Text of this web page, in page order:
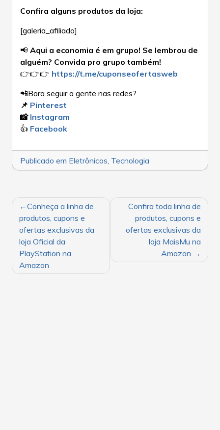
Confira alguns produtos da loja:
[galeria_afiliado]
📢 Aqui a economia é em grupo! Se lembrou de
alguém? Convida pro grupo também!
👉👉👉 https://t.me/cuponseofertasweb
📲Bora seguir a gente nas redes?
📌 Pinterest
📸Instagram
👍 Facebook
Publicado em Eletrônicos, Tecnologia
NAVEGAÇÃO
DE
POST
Conheça a linha de
produtos, cupons e
ofertas exclusivas da
loja Oficial da
PlayStation na
Amazon
Confira toda linha de
produtos, cupons e
ofertas exclusivas da
loja MaisMu na
Amazon